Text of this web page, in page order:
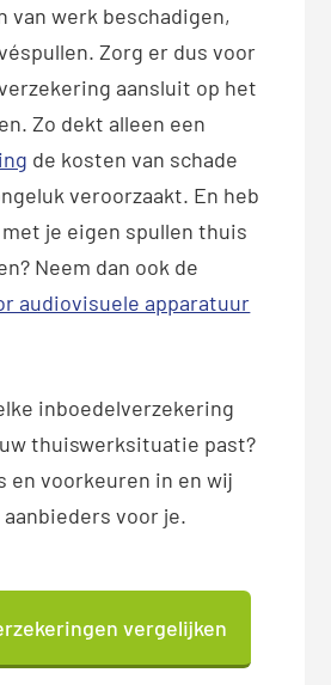
van werk beschadigen,
Zorg er dus voor
aansluit op het
Zo dekt alleen een
de kosten van schade
veroorzaakt. En heb
je eigen spullen thuis
Neem dan ook de
audiovisuele apparatuur
inboedelverzekering
thuiswerksituatie past?
en voorkeuren in en wij
voor je.
vergelijken